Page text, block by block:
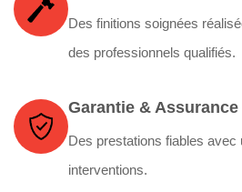
Des finitions soignées
des professionnels qualifiés.
Garantie & Assurance
Des prestations fiables avec
interventions.